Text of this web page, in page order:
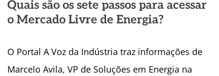
Quais são os sete passos para acessar
o Mercado Livre de Energia?
O Portal A Voz da Indústria traz informações de
Marcelo Avila, VP de Soluções em Energia na